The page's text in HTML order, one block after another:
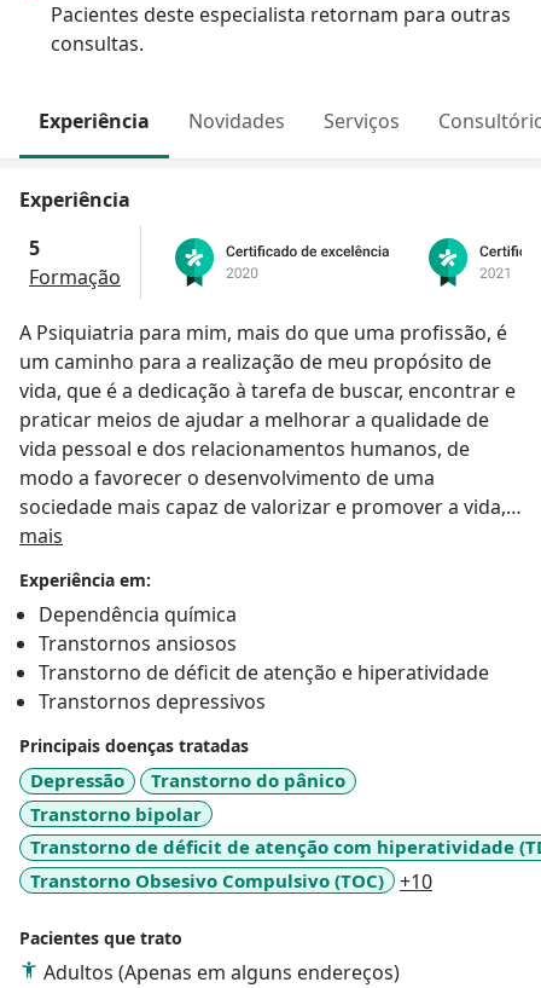
Pacientes deste especialista retornam para outras
consultas.
Experiência Novidades Serviços
Experiência
5
Formação
A Psiquiatria para mim, mais do que uma profissão, é
um caminho para a realização de meu propósito de
vida, que é a dedicação à tarefa de buscar, encontrar e
praticar meios de ajudar a melhorar a qualidade de
vida pessoal e dos relacionamentos humanos, de
modo a favorecer o desenvolvimento de uma
sociedade mais capaz de valorizar e promover a vida,
promover a dignidade humana e, assim, contribuir
felicidade e realização para todo ser humano. Na
minha visão a Psiquiatria vai além de apenas
diagnosticar e tratar doenças através de uma
abordagem exclusivamente organicista e
farmacológica. Procuro praticar a Psiquiatria
integrada com a Psicoterapia e quaisquer outras
técnicas e práticas que possam contribuir para a
promoção da saúde e qualidade de vida. A boa saúde
mental é decorrência de um cuidado geral e integrado
pela vida em todos os aspectos: orgânico, mental,
emocional, existencial e espiritual.
mais
Experiência em:
Dependência química
Transtornos ansiosos
Transtorno de déficit de atenção e hiperatividade
Transtornos depressivos
Principais doenças tratadas
Depressão
Transtorno do pânico
Transtorno bipolar
Transtorno de déficit de atenção com hiperatividade
Transtorno Obsesivo Compulsivo (TOC)
+10
Pacientes que trato
Adultos (Apenas em alguns endereços)